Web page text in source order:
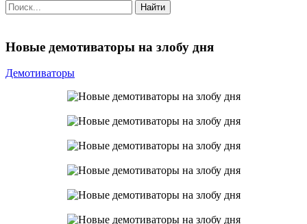
Найти
Новые демотиваторы на злобу дня
Демотиваторы